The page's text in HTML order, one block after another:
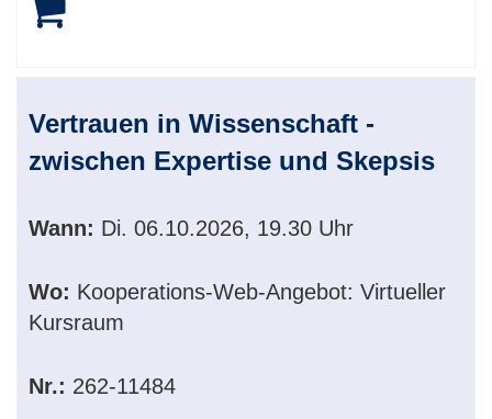
Vertrauen in Wissenschaft -
zwischen Expertise und Skepsis
Wann: Di. 06.10.2026, 19.30 Uhr
Wo: Kooperations-Web-Angebot: Virtueller
Kursraum
Nr.: 262-11484